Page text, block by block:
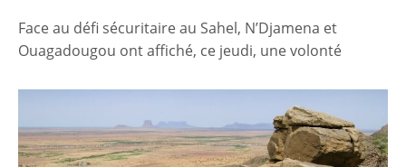
Face au défi sécuritaire au Sahel, N’Djamena et
Ouagadougou ont affiché, ce jeudi, une volonté